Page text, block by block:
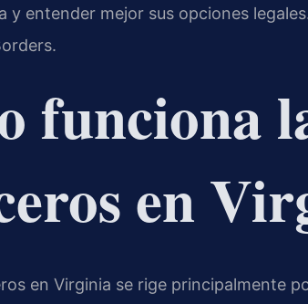
y entender mejor sus opciones
funciona
en
en Virginia se rige principalmente